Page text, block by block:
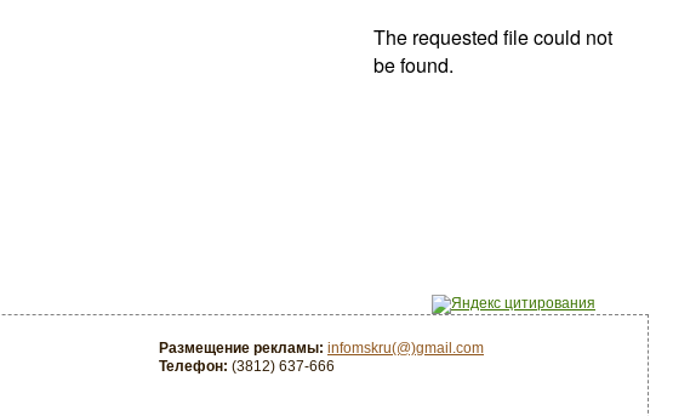
Размещение рекламы: infomskru(@)gmail.com
Телефон: (3812) 637-666